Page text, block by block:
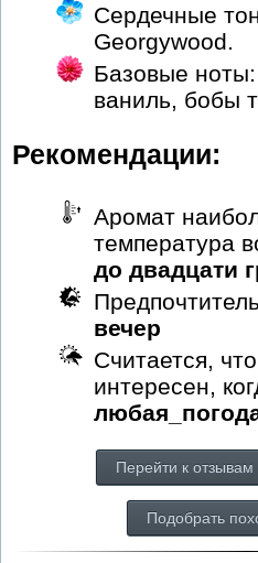
Сердечные
Georgywood.
Базовые ноты:
ваниль, бобы
Рекомендации:
Аромат
температура
до двадцати
вечер
Считается,
интересен,
Перейти к
Подобрать